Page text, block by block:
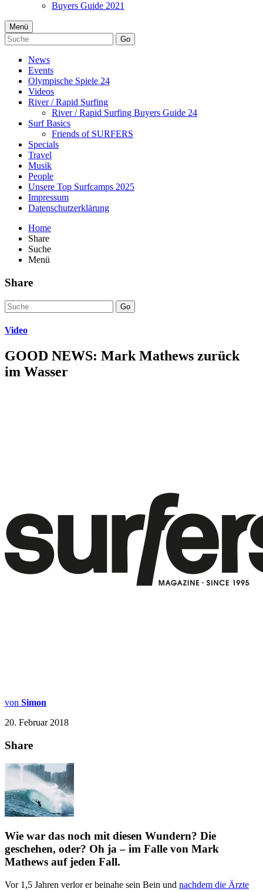
Buyers Guide 2021
Menü
Go
News
Events
Olympische Spiele 24
Videos
River / Rapid Surfing
River / Rapid Surfing Buyers Guide 24
Surf Basics
Friends of SURFERS
Specials
Travel
Musik
People
Unsere Top Surfcamps 2025
Impressum
Datenschutzerklärung
Home
Share
Suche
Menü
Share
Go
Video
GOOD NEWS: Mark Mathews zurück
im Wasser
von Simon
20. Februar 2018
Share
Wie war das noch mit diesen Wundern? Die
geschehen, oder? Oh ja – im Falle von Mark
Mathews auf jeden Fall.
Vor 1,5 Jahren verlor er beinahe sein Bein und nachdem die Ärzte